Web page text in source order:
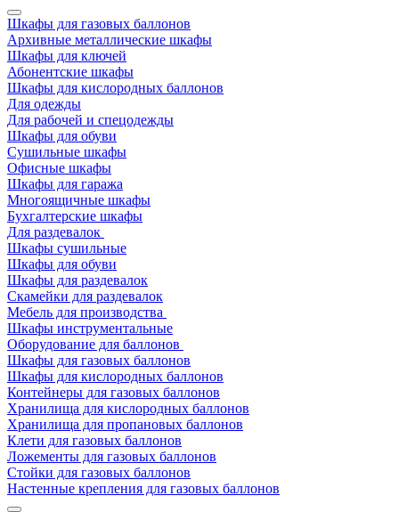
Шкафы для газовых баллонов
Архивные металлические шкафы
Шкафы для ключей
Абонентские шкафы
Шкафы для кислородных баллонов
Для одежды
Для рабочей и спецодежды
Шкафы для обуви
Сушильные шкафы
Офисные шкафы
Шкафы для гаража
Многоящичные шкафы
Бухгалтерские шкафы
Для раздевалок
Шкафы сушильные
Шкафы для обуви
Шкафы для раздевалок
Скамейки для раздевалок
Мебель для производства
Шкафы инструментальные
Оборудование для баллонов
Шкафы для газовых баллонов
Шкафы для кислородных баллонов
Контейнеры для газовых баллонов
Хранилища для кислородных баллонов
Хранилища для пропановых баллонов
Клети для газовых баллонов
Ложементы для газовых баллонов
Стойки для газовых баллонов
Настенные крепления для газовых баллонов